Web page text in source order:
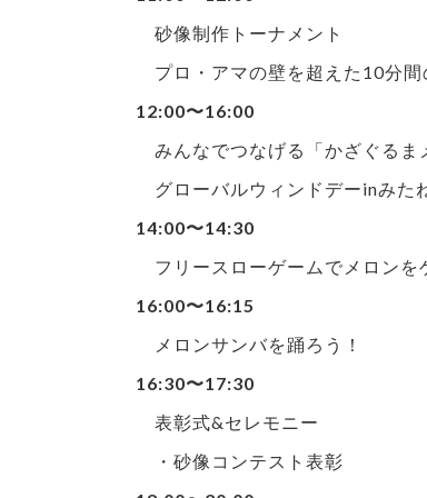
砂像制作トーナメント
プロ・アマの壁を超えた10分間
12:00〜16:00
みんなでつなげる「かざぐるま
グローバルウィンドデーinみた
14:00〜14:30
フリースローゲームでメロンを
16:00〜16:15
メロンサンバを踊ろう！
16:30〜17:30
表彰式&セレモニー
・砂像コンテスト表彰